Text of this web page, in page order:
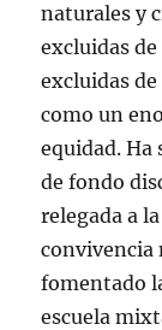
naturales y
excluidas
excluidas
como un
equidad. Ha
de fondo
relegada a
convivencia
fomentado
escuela